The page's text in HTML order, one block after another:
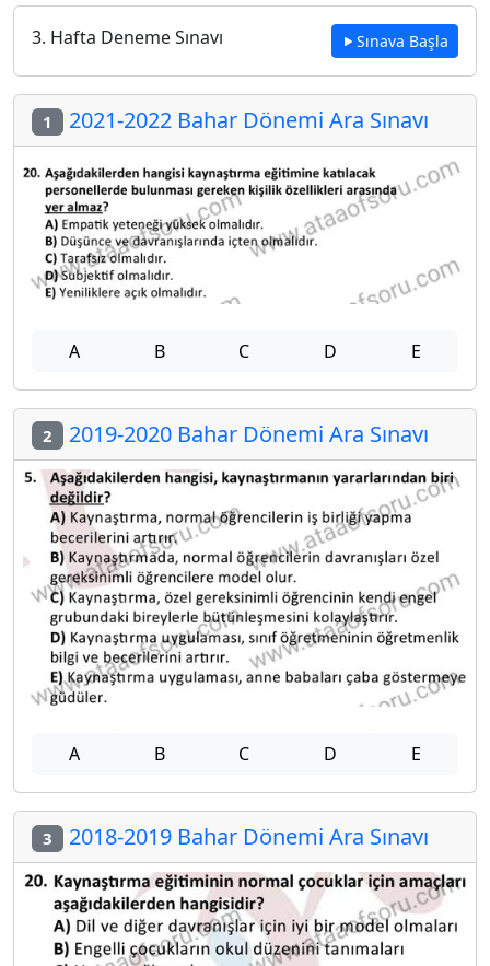
3. Hafta Deneme Sınavı Sınava Başla
1 2021-2022 Bahar Dönemi Ara Sınavı
A B C D E
2 2019-2020 Bahar Dönemi Ara Sınavı
A B C D E
3 2018-2019 Bahar Dönemi Ara Sınavı